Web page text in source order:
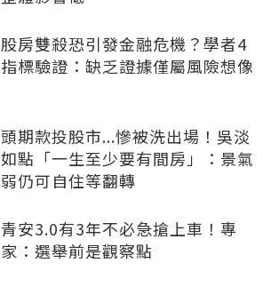
股房雙殺恐引發金融危機？學者4
指標驗證：缺乏證據僅屬風險想像
頭期款投股市...慘被洗出場！吳淡
如點「一生至少要有間房」：景氣
弱仍可自住等翻轉
青安3.0有3年不必急搶上車！專
家：選舉前是觀察點